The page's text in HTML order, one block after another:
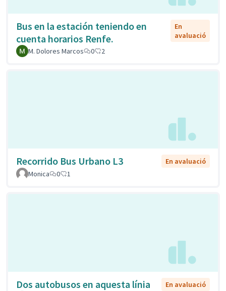
Bus en la estación teniendo en
cuenta horarios Renfe.
En
avaluació
M. Dolores Marcos
0 2
Recorrido Bus Urbano L3
En avaluació
Monica
0 1
Dos autobusos en aquesta línia
En avaluació